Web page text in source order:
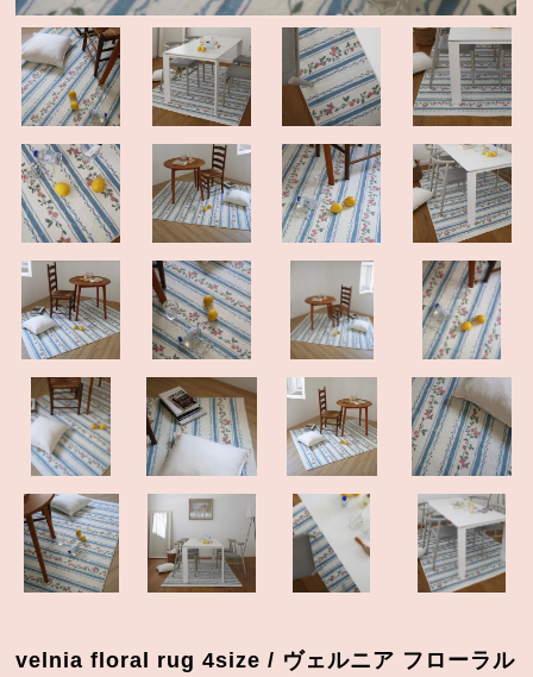
velnia floral rug 4size / ヴェルニア フローラル